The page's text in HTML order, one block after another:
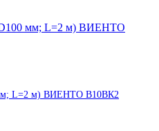
L=2 м) ВИЕНТО В10ВК2